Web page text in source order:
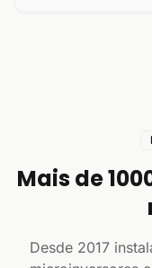
Mais de
Desde 2017